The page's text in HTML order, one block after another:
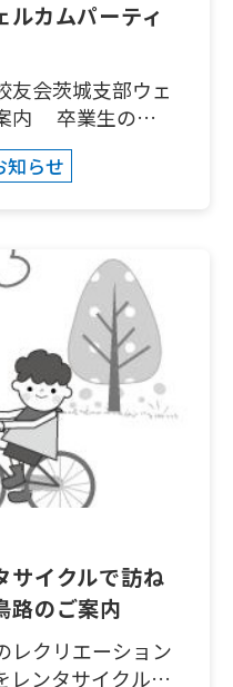
お願いします。
カムパーティ
友会茨城支部ウェ
内 卒業生の皆
か。自由が丘産
部では、卒業生
城支部はどんな活
とかあるんです
か？ 「士」業で
すか？ など、
合いたいです。ま
活用下さい。 肩
参加できるパーテ
とつくばで開催
て参加下さい。
嬉しいです。問合
で１０月末迄に
いします。
日時：時間はい
１１月６日：水
ー水戸１F アル
３分 駐車場は無
知らせ
サイクルで訪ね
路のご案内
レクリエーション
レンタサイクルで